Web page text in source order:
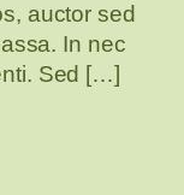
auctor sed
In nec
Sed […]